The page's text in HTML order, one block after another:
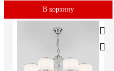
В корзину